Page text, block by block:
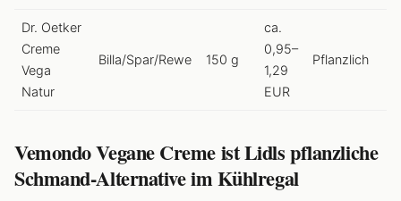
Dr. Oetker
Creme
Vega
Natur
Billa/Spar/Rewe 150 g
ca.
0,95–
1,29
EUR
Pflanzlich
Vemondo Vegane Creme ist Lidls pflanzliche
Schmand-Alternative im Kühlregal